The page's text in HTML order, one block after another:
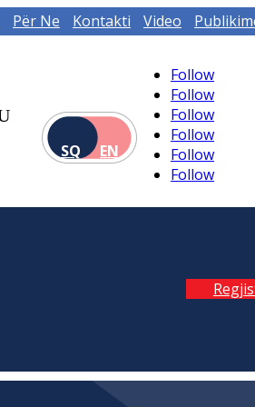
Për Ne Kontakti Video
SQ
EN
Follow
Follow
Follow
Follow
Follow
Follow